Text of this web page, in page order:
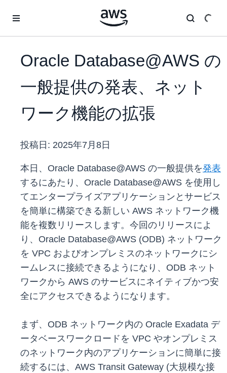
Oracle Database@AWS の
一般提供の発表、ネット
ワーク機能の拡張
投稿日: 2025年7月8日
本日、Oracle Database@AWS の一般提供を発表
するにあたり、Oracle Database@AWS を使用し
てエンタープライズアプリケーションとサービス
を簡単に構築できる新しい AWS ネットワーク機
能を複数リリースします。今回のリリースによ
り、Oracle Database@AWS (ODB) ネットワーク
を VPC およびオンプレミスのネットワークにシ
ームレスに接続できるようになり、ODB ネット
ワークから AWS のサービスにネイティブかつ安
全にアクセスできるようになります。
まず、ODB ネットワーク内の Oracle Exadata デ
ータベースワークロードを VPC やオンプレミス
のネットワーク内のアプリケーションに簡単に接
続するには、AWS Transit Gateway (大規模な接